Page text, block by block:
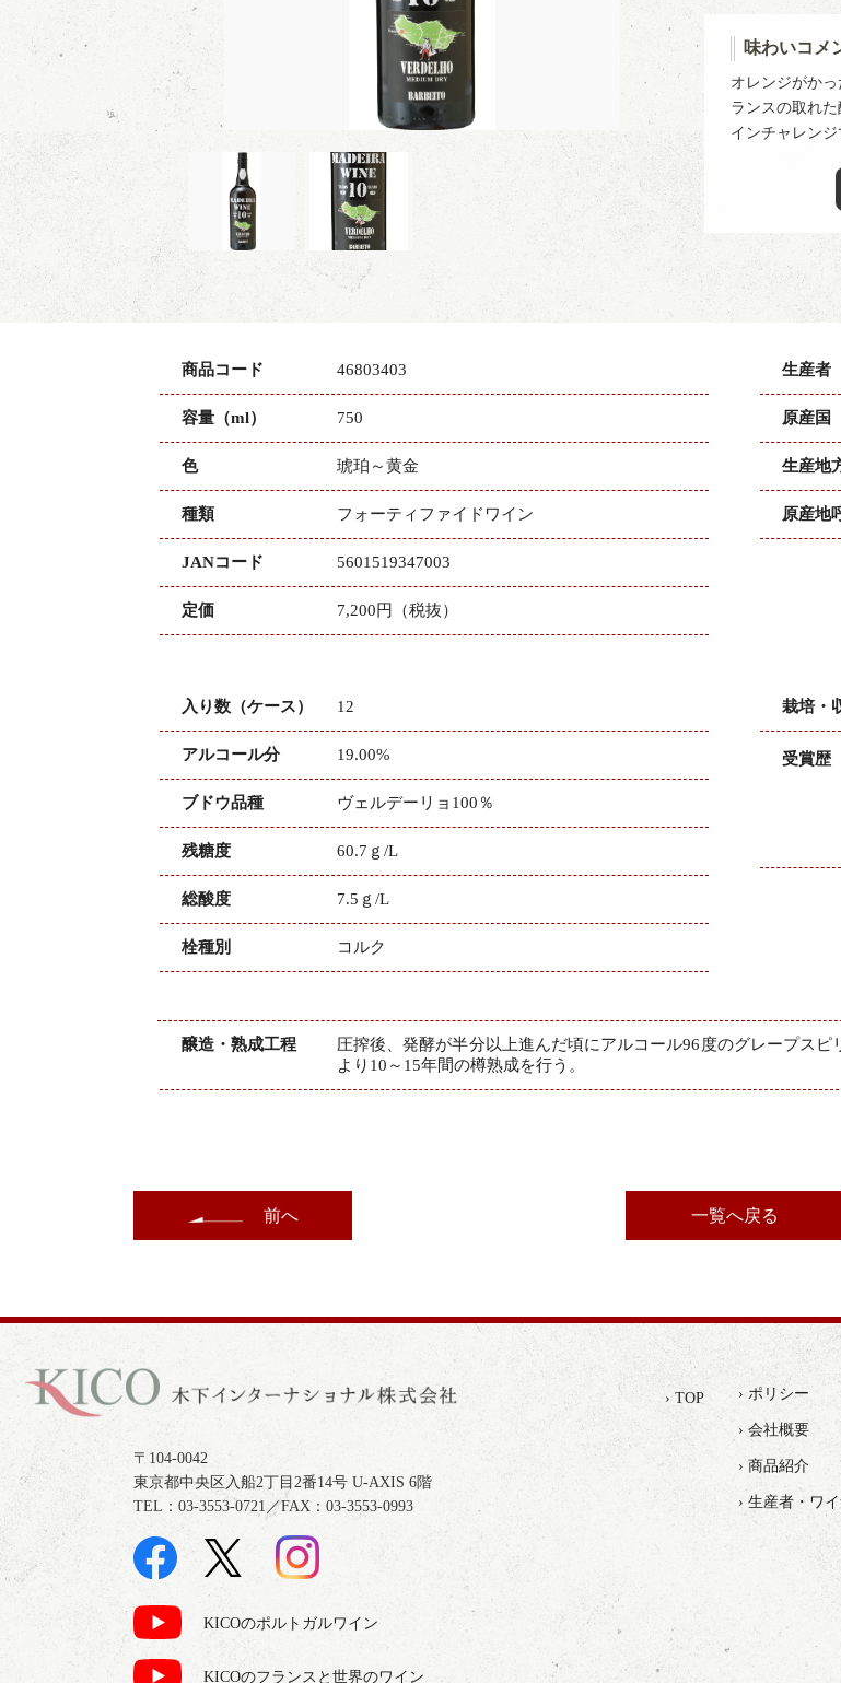
味わいコメ
オレンジがか
ランスの取れ
インチャレン
商品コード 46803403
容量（ml） 750
色 琥珀～黄金
種類 フォーティファイドワイン
JANコード 5601519347003
定価 7,200円（税抜）
生産者
原産国
生産地
原産地
入り数（ケース） 12
アルコール分 19.00%
ブドウ品種 ヴェルデーリョ100％
残糖度 60.7ｇ/L
総酸度 7.5ｇ/L
栓種別 コルク
栽培・
受賞歴
醸造・熟成工程
圧搾後、発酵が半分以上進んだ頃にアルコール96度のグレープス
より10～15年間の樽熟成を行う。
前へ 一覧へ戻る
〒104-0042
東京都中央区入船2丁目2番14号 U-AXIS 6階
TEL：03-3553-0721／FAX：03-3553-0993
KICOのポルトガルワイン
KICOのフランスと世界のワイン
› TOP › ポリシー
› 会社概要
› 商品紹介
› 生産者・ワ